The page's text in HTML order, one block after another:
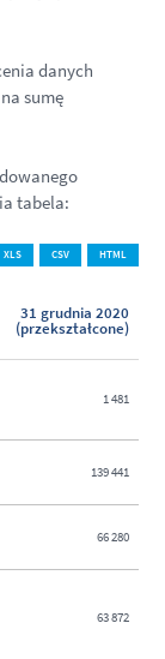
danych
sumę
tabela:
XLS CSV HTML
31 grudnia 2020
(przekształcone)
1 481
139 441
66 280
63 872